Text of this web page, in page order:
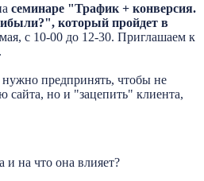
семинаре "Трафик + конверсия.
который пройдет в
с 10-00 до 12-30. Приглашаем к
нужно предпринять, чтобы не
сайта, но и "зацепить" клиента,
и на что она влияет?